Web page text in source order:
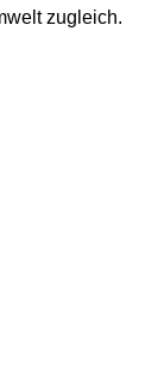
zugleich.